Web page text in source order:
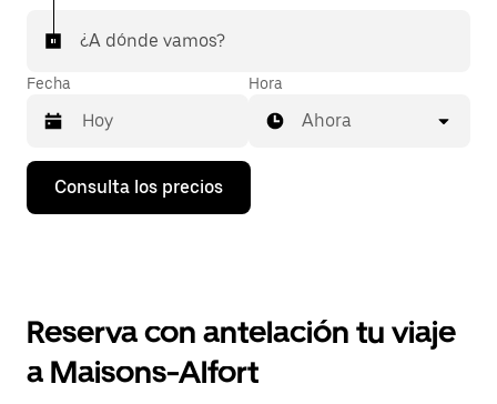
¿A dónde vamos?
Fecha
Pulsa
flecha
calendario
seleccionar
Hora
Ahora
Consulta los precios
Reserva con antelación tu viaje
a Maisons-Alfort